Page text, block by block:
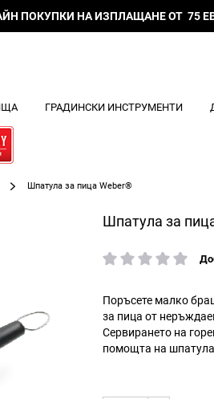
ПОКУПКИ НА ИЗПЛАЩАНЕ ОТ 75
ГРАДИНСКИ ИНСТРУМЕНТИ
Шпатула за пица Weber®
Шпатула за
рейтинг:
Поръсете малко
за пица от
Сервирането на
помощта на